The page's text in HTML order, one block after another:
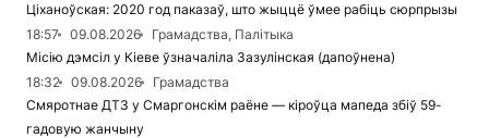
Ціханоўская: 2020 год паказаў, што жыццё ўмее рабіць сюрпрызы
18:57
09.08.2026
Грамадства, Палітыка
Місію дэмсіл у Кіеве ўзначаліла Зазулінская (дапоўнена)
18:32
09.08.2026
Грамадства
Смяротнае ДТЗ у Смаргонскім раёне — кіроўца мапеда збіў 59-
гадовую жанчыну